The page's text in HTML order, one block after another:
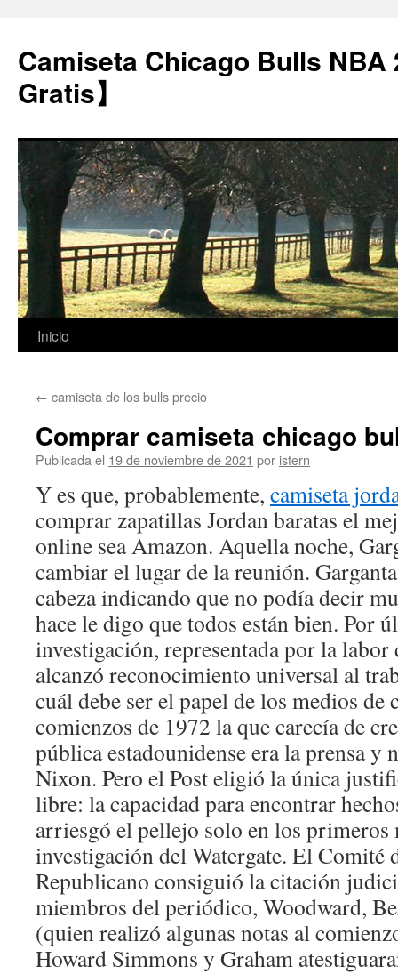
Camiseta Chicago Bulls NBA
Gratis】
Saltar
contenido
Inicio
← camiseta de los bulls precio
Comprar camiseta chicago
Publicada el 19 de noviembre de 2021 por istern
Y es que, probablemente, camiseta
comprar zapatillas Jordan baratas el
online sea Amazon. Aquella noche,
cambiar el lugar de la reunión.
cabeza indicando que no podía decir
hace le digo que todos están bien. Por
investigación, representada por la
alcanzó reconocimiento universal al
cuál debe ser el papel de los medios
comienzos de 1972 la que carecía de
pública estadounidense era la prensa y
Nixon. Pero el Post eligió la única
libre: la capacidad para encontrar
arriesgó el pellejo solo en los primeros
investigación del Watergate. El Comité
Republicano consiguió la citación
miembros del periódico, Woodward,
(quien realizó algunas notas al
Howard Simmons y Graham